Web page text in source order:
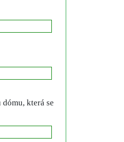
která se